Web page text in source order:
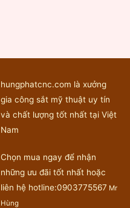
hungphatcnc.com là xưởng
gia công sắt mỹ thuật uy tín
và chất lượng tốt nhất tại Việt
Nam
Chọn mua ngay để nhận
những ưu đãi tốt nhất hoặc
liên hệ hotline:0903775567 Mr
Hùng